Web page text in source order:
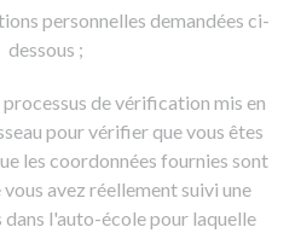
personnelles demandées ci-
dessous ;
de vérification mis en
pour vérifier que vous êtes
les coordonnées fournies sont
avez réellement suivi une
l'auto-école pour laquelle